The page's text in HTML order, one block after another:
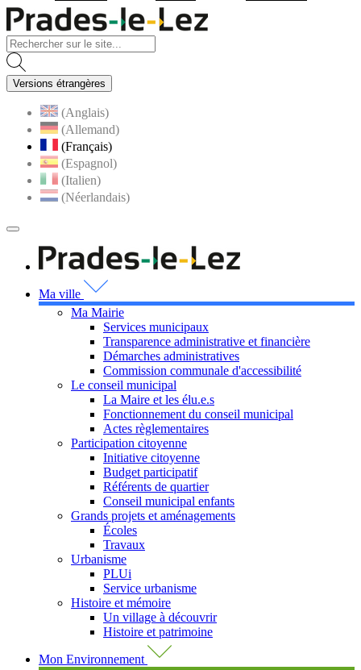
Versions étrangères
(Anglais)
(Allemand)
(Français)
(Espagnol)
(Italien)
(Néerlandais)
MENU
PRINCIPAL
Ma ville
Ma Mairie
Services municipaux
Transparence administrative et financière
Démarches administratives
Commission communale d'accessibilité
Le conseil municipal
La Maire et les élu.e.s
Fonctionnement du conseil municipal
Actes règlementaires
Participation citoyenne
Initiative citoyenne
Budget participatif
Référents de quartier
Conseil municipal enfants
Grands projets et aménagements
Écoles
Travaux
Urbanisme
PLUi
Service urbanisme
Histoire et mémoire
Un village à découvrir
Histoire et patrimoine
Mon Environnement